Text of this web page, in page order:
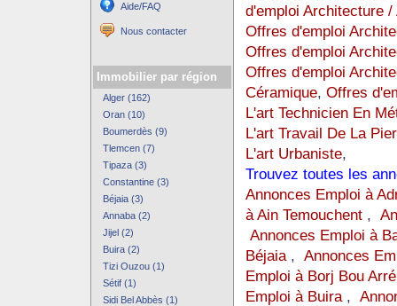
Aide/FAQ
Nous contacter
Immobilier par région
Alger (162)
Oran (10)
Boumerdès (9)
Tlemcen (7)
Tipaza (3)
Constantine (3)
Béjaia (3)
Annaba (2)
Jijel (2)
Buira (2)
Tizi Ouzou (1)
Sétif (1)
Sidi Bel Abbès (1)
d'emploi Architecture
Offres d'emploi
Offres d'emploi
Offres d'emploi
Céramique, Offres
L'art Technicien En
L'art Travail De La
L'art Urbaniste,
Trouvez toutes les
Annonces Emploi à
à Ain Temouchent,
Annonces Emploi à
Béjaia, Annonces
Emploi à Borj Bou
Emploi à Buira,